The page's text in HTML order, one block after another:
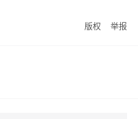
版权 举报